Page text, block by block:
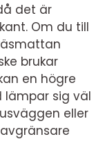
det är
Om du till
brukar
en högre
lämpar sig väl
eller